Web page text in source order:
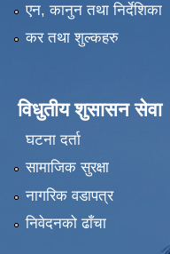
एन, कानुन तथा निर्देशिका
कर तथा शुल्कहरु
विधुतीय शुसासन सेवा
घटना दर्ता
सामाजिक सुरक्षा
नागरिक वडापत्र
निवेदनको ढाँचा